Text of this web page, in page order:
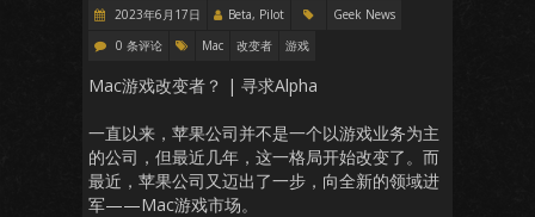
2023年6月17日 Beta, Pilot
Geek News
0 条评论
Mac 改变者 游戏
Mac游戏改变者？ | 寻求Alpha
一直以来，苹果公司并不是一个以游戏业务为主
的公司，但最近几年，这一格局开始改变了。而
最近，苹果公司又迈出了一步，向全新的领域进
军——Mac游戏市场。